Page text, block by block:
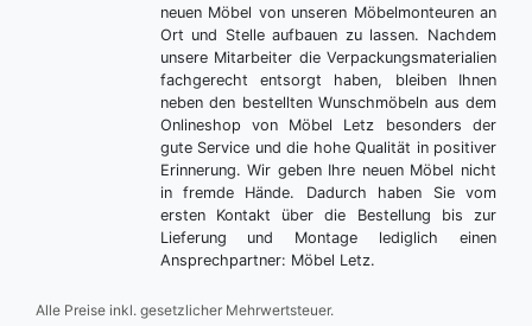
neuen Möbel von unseren Möbelmonteuren an
Ort und Stelle aufbauen zu lassen. Nachdem
unsere Mitarbeiter die Verpackungsmaterialien
fachgerecht entsorgt haben, bleiben Ihnen
neben den bestellten Wunschmöbeln aus dem
Onlineshop von Möbel Letz besonders der
gute Service und die hohe Qualität in positiver
Erinnerung. Wir geben Ihre neuen Möbel nicht
in fremde Hände. Dadurch haben Sie vom
ersten Kontakt über die Bestellung bis zur
Lieferung und Montage lediglich einen
Ansprechpartner: Möbel Letz.
Alle Preise inkl. gesetzlicher Mehrwertsteuer.